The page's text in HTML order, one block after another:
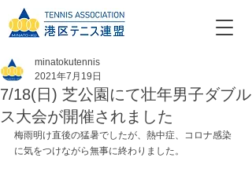
7/18(日) 芝公園にて壮年男子ダブル
ス大会が開催されました
minatokutennis
2021年7月19日
梅雨明け直後の猛暑でしたが、熱中症、コロナ感染
に気をつけながら無事に終わりました。